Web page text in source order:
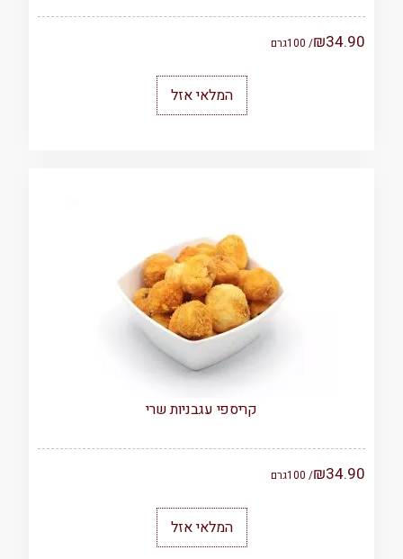
₪34.90
/ 100 גרם
המלאי אזל
קריספי עגבניות שרי
₪34.90
/ 100 גרם
המלאי אזל